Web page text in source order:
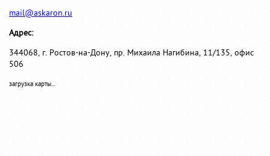
mail@askaron.ru
Адрес:
344068, г. Ростов-на-Дону, пр. Михаила Нагибина, 11/135, офис
506
загрузка карты...